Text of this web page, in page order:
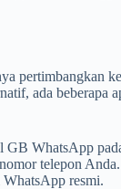
pertimbangkan
ada beberapa
WhatsApp
telepon
resmi.